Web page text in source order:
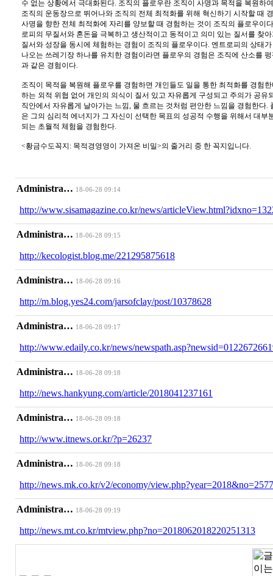
수 없는 상황에서 극대화된다. 조직의 플로우란 조직이 사명과 목적을 복원하
조직의 운동장으로 뛰어나와 조직의 전체 최적화를 위해 혁신하기 시작할 때
사명을 향한 전체 최적화에 자리를 양보할 때 경험하는 것이 조직의 플로우이
로피의 무질서와 혼돈을 극복하고 생산적이고 동적이고 의미 있는 질서를 찾
질서와 성장을 동시에 체험하는 경험이 조직의 플로우이다. 엔트로피의 상태
나오는 쓰레기장 하나를 유치한 경험이라면 플로우의 경험은 조직에 산소를
과 같은 경험이다.
조직이 목적을 복원해 플로우를 경험하면 개인들도 일을 통한 최적화를 경험
하는 외적 위협 없어 개인의 의식이 질서 있고 자유롭게 구성되고 주의가 공유
직안에서 자유롭게 날아가는 느낌, 물 흐르는 것처럼 편안한 느낌을 경험한다.
은 그의 심리적 에너지가 그 자신이 선택한 목표의 성공적 수행을 위해서 대부
되는 초월적 체험을 경험한다.
<황금수도꼭지: 목적경영영이 가져온 비밀>의 줄거리 중 한 꼭지입니다.
Administra… 18-06-28 09:14
http://www.sisamagazine.co.kr/news/
Administra… 18-06-28 09:15
http://kecologist.blog.me/221295875618
Administra… 18-06-28 09:16
http://m.blog.yes24.com/jarsofclay/post/10378628
Administra… 18-06-28 09:17
http://www.edaily.co.kr/news/
Administra… 18-06-28 09:18
http://news.hankyung.com/article/2018041237161
Administra… 18-06-28 09:18
http://www.itnews.or.kr/?p=26237
Administra… 18-06-28 09:18
http://news.mk.co.kr/v2/economy/
Administra… 18-06-28 09:19
http://news.mt.co.kr/mtview.php?no=2018062018220251313